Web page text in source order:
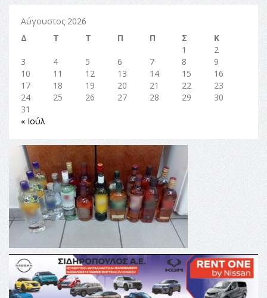
Αύγουστος 2026
Δ
Τ Τ Π Π Σ
Κ
1
2
3
4 5 6 7 8
9
10
11 12 13 14 15
16
17
18 19 20 21 22
23
24
25 26 27 28 29
30
31
« Ιούλ